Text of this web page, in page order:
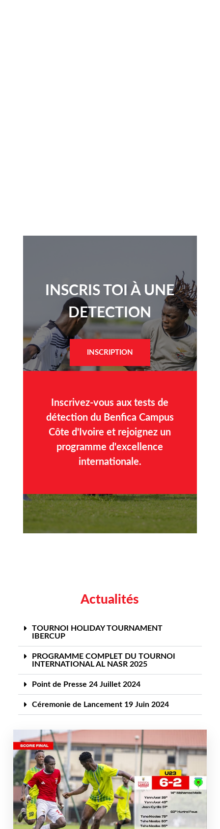
INSCRIS TOI À UNE
DETECTION​
INSCRIPTION
Inscrivez-vous aux tests de
détection du Benfica Campus
Côte d'Ivoire et rejoignez un
programme d'excellence
internationale.
Actualités
TOURNOI HOLIDAY TOURNAMENT
IBERCUP
PROGRAMME COMPLET DU TOURNOI
INTERNATIONAL AL NASR 2025
Point de Presse 24 Juillet 2024
Céremonie de Lancement 19 Juin 2024